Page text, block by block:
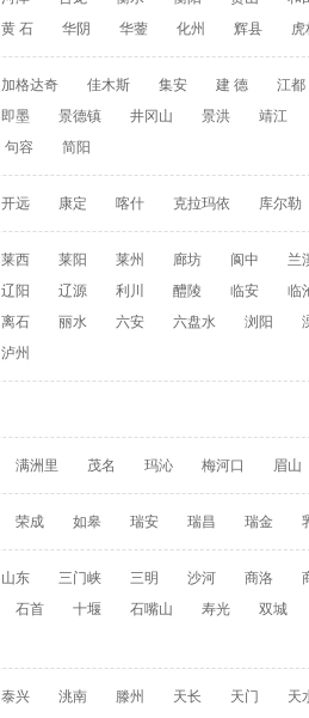
黄 石 华阴 华蓥 化州 辉县 虎
加格达奇 佳木斯 集安 建 德
江都
即墨 景德镇 井冈山 景洪
靖江
句容 简阳
开远 康定 喀什 克拉玛依 库尔勒
莱西 莱阳 莱州 廊坊 阆中
兰
辽阳 辽源 利川 醴陵 临安
临
离石 丽水 六安 六盘水 浏阳
泸州
满洲里 茂名 玛沁 梅河口 眉山
荣成 如皋 瑞安 瑞昌 瑞金
山东 三门峡 三明 沙河 商洛
石首 十堰 石嘴山 寿光
双城
泰兴 洮南 滕州 天长 天门
天